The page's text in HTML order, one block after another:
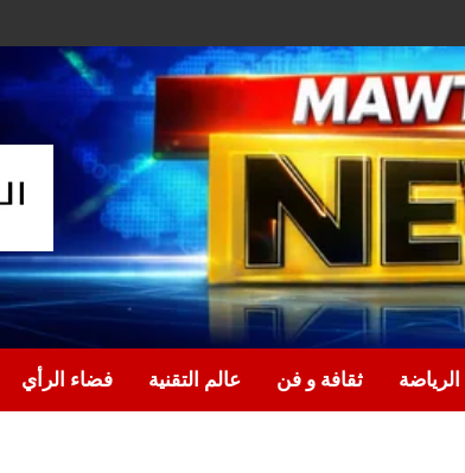
الرياضة ثقافة و فن عالم التقنية فضاء الرأي